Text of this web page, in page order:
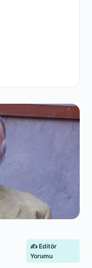
✍️ Editör
Yorumu